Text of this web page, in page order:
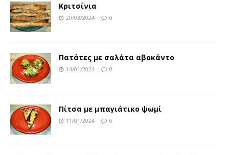
Κριτσίνια
20/03/2024 0
Πατάτες με σαλάτα αβοκάντο
14/01/2024 0
Πίτσα με μπαγιάτικο ψωμί
11/01/2024 0